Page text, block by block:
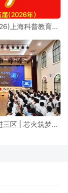
上海科普教育创
三区 | 芯火筑梦进